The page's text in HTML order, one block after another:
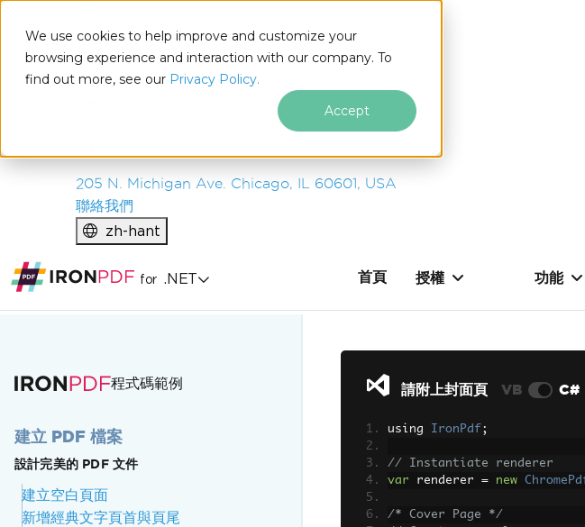
We use cookies to help improve and customize your
browsing experience and interaction with our company. To
find out more, see our Privacy Policy.
Accept
IRONSOFTWARE
產品
企業
205 N. Michigan Ave. Chicago, IL 60601, USA
聯絡我們
zh-hant
for .NET 首頁 授權 功能
程式碼範例
建立 PDF 檔案
設計完美的 PDF 文件
建立空白頁面
新增經典文字頁首與頁尾
請附上封面頁 VB C#
using IronPdf ;
// Instantiate renderer
var renderer = new
/* Cover Page */